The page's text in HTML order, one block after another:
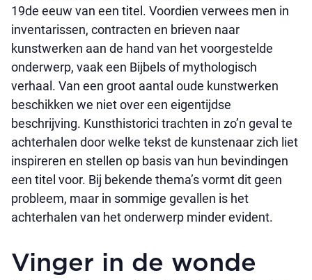
19de eeuw van een titel. Voordien verwees men in
inventarissen, contracten en brieven naar
kunstwerken aan de hand van het voorgestelde
onderwerp, vaak een Bijbels of mythologisch
verhaal. Van een groot aantal oude kunstwerken
beschikken we niet over een eigentijdse
beschrijving. Kunsthistorici trachten in zo’n geval te
achterhalen door welke tekst de kunstenaar zich liet
inspireren en stellen op basis van hun bevindingen
een titel voor. Bij bekende thema’s vormt dit geen
probleem, maar in sommige gevallen is het
achterhalen van het onderwerp minder evident.
Vinger in de wonde